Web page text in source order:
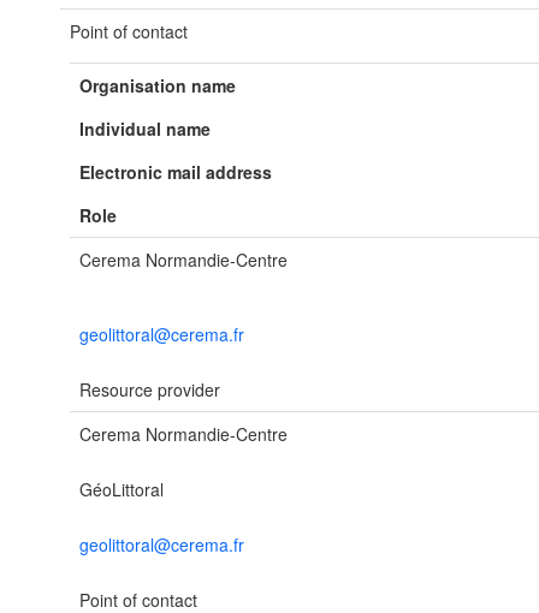
Point of contact
Organisation name
Individual name
Electronic mail address
Role
Cerema Normandie-Centre
geolittoral@cerema.fr
Resource provider
Cerema Normandie-Centre
GéoLittoral
geolittoral@cerema.fr
Point of contact